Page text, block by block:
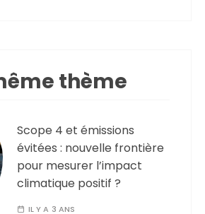
thème
Scope 4 et émissions
évitées : nouvelle frontière
pour mesurer l’impact
climatique positif ?
IL Y A 3 ANS